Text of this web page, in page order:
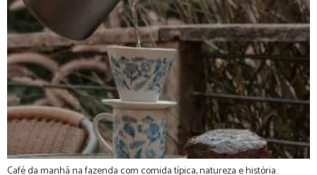
Café da manhã na fazenda com comida típica, natureza e história.